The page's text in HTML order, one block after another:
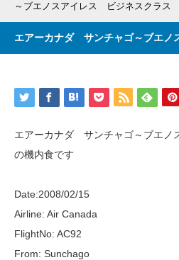
～ブエノスアイレス ビジネスクラス
エアーカナダ サンチャゴ～ブエノ
エアーカナダ サンチャゴ～ブエノ
の機内食です
Date:2008/02/15
Airline: Air Canada
FlightNo: AC92
From: Sunchago